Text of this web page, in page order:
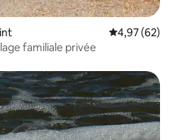
Évaluation
4,97 (62)
familiale privée